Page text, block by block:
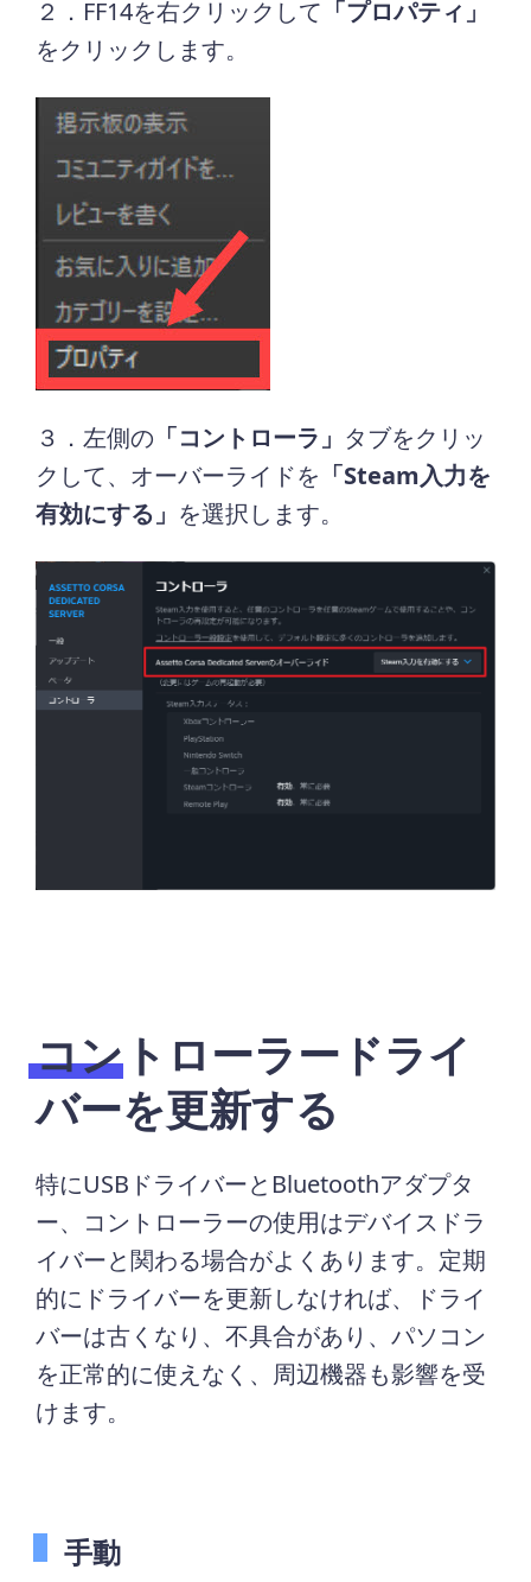
２．FF14を右クリックして 「プロパティ」
をクリックします。
３．左側の 「コントローラ」 タブをクリッ
クして、オーバーライドを 「Steam入力を
有効にする」 を選択します。
コントローラードライ
バーを更新する
特にUSBドライバーとBluetoothアダプタ
ー、コントローラーの使用はデバイスドラ
イバーと関わる場合がよくあります。定期
的にドライバーを更新しなければ、ドライ
バーは古くなり、不具合があり、パソコン
を正常的に使えなく、周辺機器も影響を受
けます。
手動